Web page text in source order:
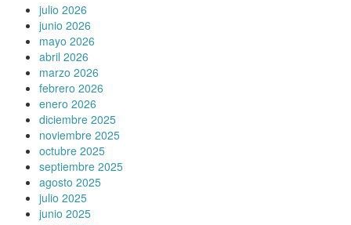
julio 2026
junio 2026
mayo 2026
abril 2026
marzo 2026
febrero 2026
enero 2026
diciembre 2025
noviembre 2025
octubre 2025
septiembre 2025
agosto 2025
julio 2025
junio 2025